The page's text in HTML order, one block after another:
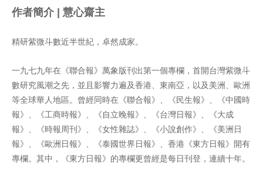
作者簡介 | 慧心齋主
精研紫微斗數近半世紀，卓然成家。
一九七九年在《聯合報》萬象版刊出第一個專欄，首開台灣紫微斗
數研究風潮之先，並且影響力遍及香港、東南亞，以及美洲、歐洲
等全球華人地區。曾經同時在《聯合報》、《民生報》、《中國時
報》、《工商時報》、《自立晚報》、《台灣日報》、《大成
報》、《時報周刊》、《女性雜誌》、《小說創作》、《美洲日
報》、《歐洲日報》、《泰國世界日報》、香港《東方日報》開有
專欄。其中，《東方日報》的專欄更曾經是每日刊登，連續十年。